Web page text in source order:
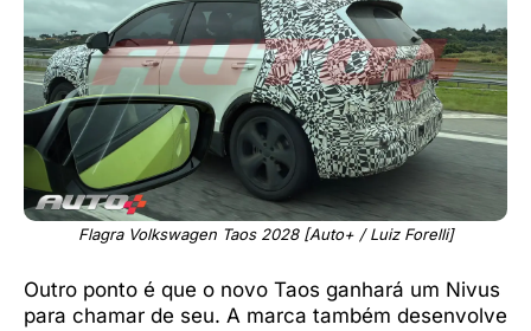
Flagra Volkswagen Taos 2028 [Auto+ / Luiz Forelli]
Outro ponto é que o novo Taos ganhará um Nivus
para chamar de seu. A marca também desenvolve